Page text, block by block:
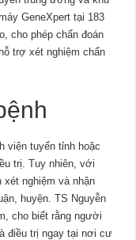
GeneXpert tại 183
cho phép chẩn đoán
trợ xét nghiệm chẩn
viện tuyến tỉnh hoặc
trị. Tuy nhiên, với
nghiệm và nhận
huyện. TS Nguyễn
cho biết rằng người
điều trị ngay tại nơi cư